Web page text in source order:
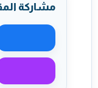
مشاركة